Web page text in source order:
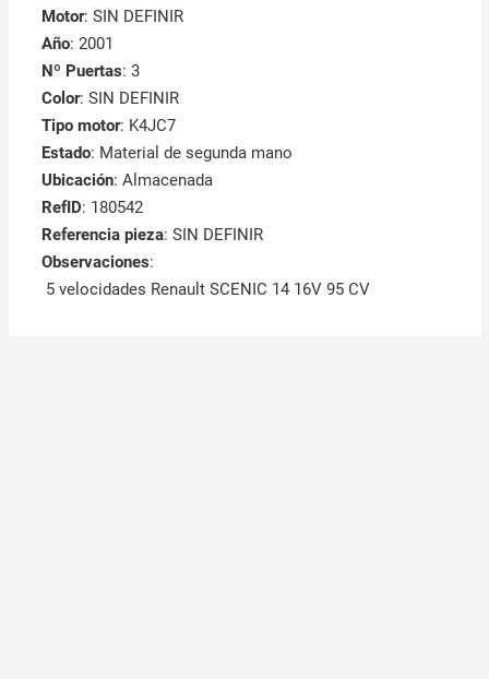
Motor: SIN DEFINIR
Año: 2001
Nº Puertas: 3
Color: SIN DEFINIR
Tipo motor: K4JC7
Estado: Material de segunda mano
Ubicación: Almacenada
RefID: 180542
Referencia pieza: SIN DEFINIR
Observaciones:
5 velocidades Renault SCENIC 14 16V 95 CV